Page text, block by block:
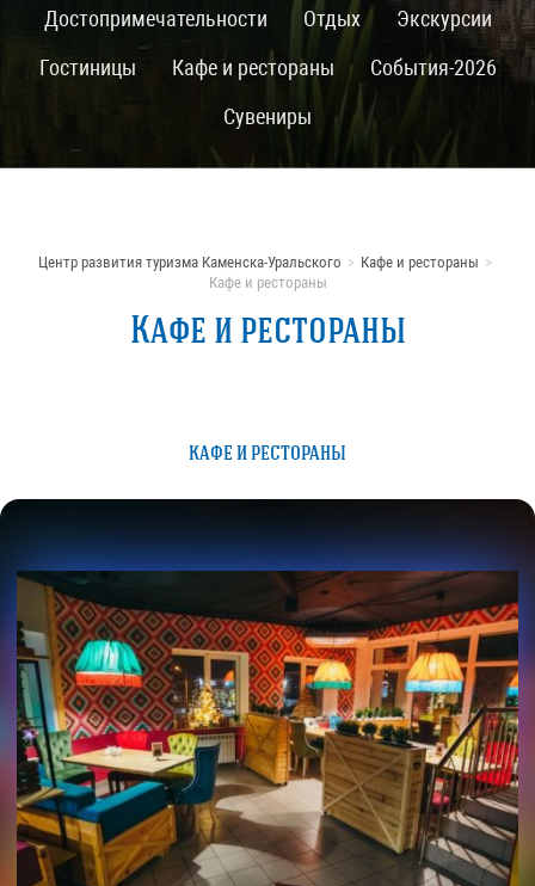
Достопримечательности Отдых
Экскурсии
Гостиницы
Кафе и рестораны
События-2026
Сувениры
Центр развития туризма Каменска-Уральского
Кафе и рестораны
Кафе и рестораны
Кафе и рестораны
КАФЕ И РЕСТОРАНЫ